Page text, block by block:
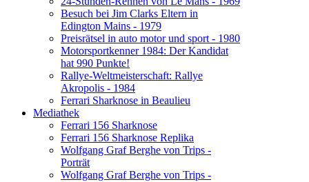
Besuch bei Jim Clarks Eltern in
Edington Mains - 1979
Preisrätsel in auto motor und sport - 1980
Motorsportkenner 1984: Der Kandidat
hat 990 Punkte!
Rallye-Weltmeisterschaft: Rallye
Akropolis - 1984
Ferrari Sharknose in Beaulieu
Mediathek
Ferrari 156 Sharknose
Ferrari 156 Sharknose Replika
Wolfgang Graf Berghe von Trips -
Porträt
Wolfgang Graf Berghe von Trips -